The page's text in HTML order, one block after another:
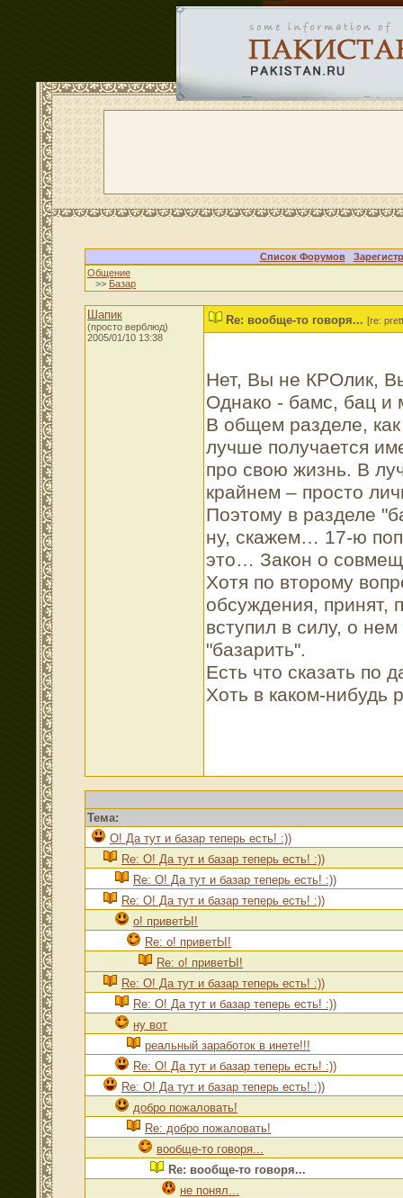
Список Форумов|
Общение
>> Базар
Шапик
(просто верблюд)
2005/01/10 13:38
Re: вообще-то говоря... [re:
Нет, Вы не КРОлик,
Однако - бамс, бац
В общем разделе,
лучше получается
про свою жизнь. В
крайнем – просто
Поэтому в разделе
ну, скажем… 17-ю
это… Закон о
Хотя по второму
обсуждения, принят,
вступил в силу, о нем
"базарить".
Есть что сказать по
Хоть в каком-нибудь
Тема:
О! Да тут и базар теперь есть! :))
Re: О! Да тут и базар теперь есть! :))
Re: О! Да тут и базар теперь есть! :))
Re: О! Да тут и базар теперь есть! :))
о! приветЫ!
Re: о! приветЫ!
Re: о! приветЫ!
Re: О! Да тут и базар теперь есть! :))
Re: О! Да тут и базар теперь есть! :))
ну вот
реальный заработок в инете!!!
Re: О! Да тут и базар теперь есть! :))
Re: О! Да тут и базар теперь есть! :))
добро пожаловать!
Re: добро пожаловать!
вообще-то говоря...
Re: вообще-то говоря...
не понял...